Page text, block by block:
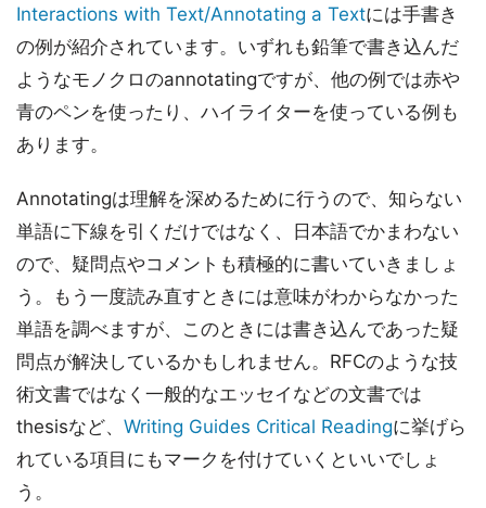
Interactions with Text/Annotating a Textには手書き
の例が紹介されています。いずれも鉛筆で書き込んだ
ようなモノクロのannotatingですが、他の例では赤や
青のペンを使ったり、ハイライターを使っている例も
あります。
Annotatingは理解を深めるために行うので、知らない
単語に下線を引くだけではなく、日本語でかまわない
ので、疑問点やコメントも積極的に書いていきましょ
う。もう一度読み直すときには意味がわからなかった
単語を調べますが、このときには書き込んであった疑
問点が解決しているかもしれません。RFCのような技
術文書ではなく一般的なエッセイなどの文書では
thesisなど、 Writing Guides Critical Readingに挙げら
れている項目にもマークを付けていくといいでしょ
う。